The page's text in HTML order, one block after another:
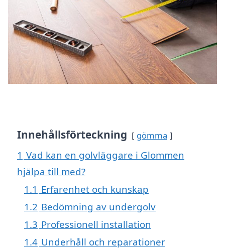
Innehållsförteckning gömma
1 Vad kan en golvläggare i Glommen
hjälpa till med?
1.1 Erfarenhet och kunskap
1.2 Bedömning av undergolv
1.3 Professionell installation
1.4 Underhåll och reparationer